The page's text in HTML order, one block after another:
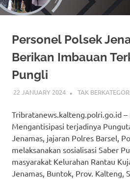
Personel Polsek
Berikan Imbauan
Pungli
22 JANUARY 2024 TAK
Tribratanews.kalteng.polri.go.id –
Mengantisipasi terjadinya
Jenamas, jajaran Polres Barsel,
melaksanakan sosialisasi Saber
masyarakat Kelurahan Rantau
Jenamas, Buntok, Prov. Kalteng,